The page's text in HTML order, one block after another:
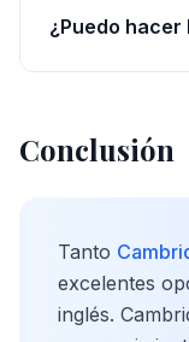
¿Puedo hacer
Conclusión
Tanto
excelentes
inglés.